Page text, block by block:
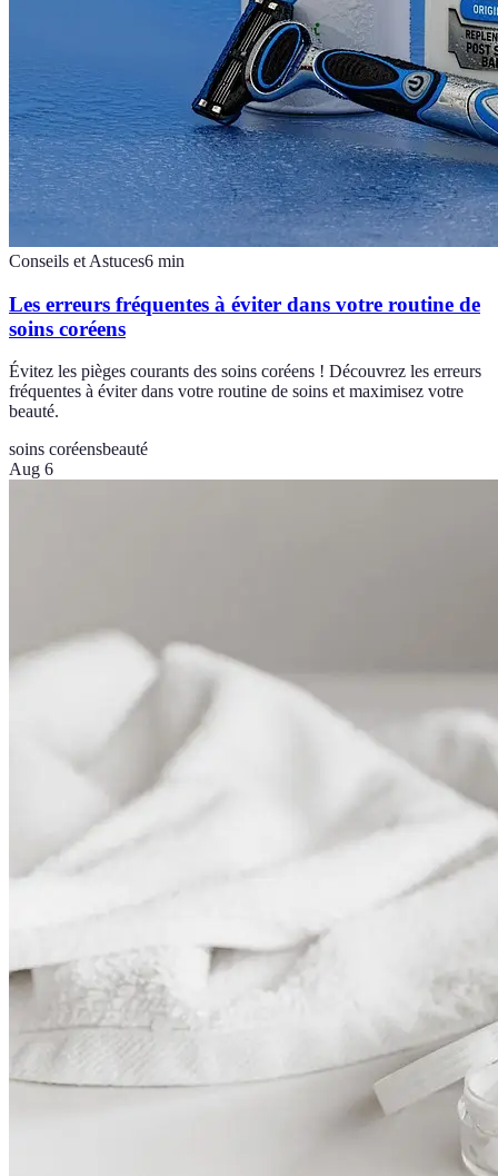
Conseils et Astuces6 min
Les erreurs fréquentes à éviter dans votre routine de
soins coréens
Évitez les pièges courants des soins coréens ! Découvrez les erreurs
fréquentes à éviter dans votre routine de soins et maximisez votre
beauté.
soins coréensbeauté
Aug 6